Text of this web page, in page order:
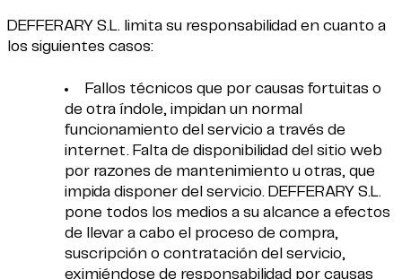
DEFFERARY S.L. limita su responsabilidad en cuanto a
los siguientes casos:
Fallos técnicos que por causas fortuitas o
de otra índole, impidan un normal
funcionamiento del servicio a través de
internet. Falta de disponibilidad del sitio web
por razones de mantenimiento u otras, que
impida disponer del servicio. DEFFERARY S.L.
pone todos los medios a su alcance a efectos
de llevar a cabo el proceso de compra,
suscripción o contratación del servicio,
eximiéndose de responsabilidad por causas